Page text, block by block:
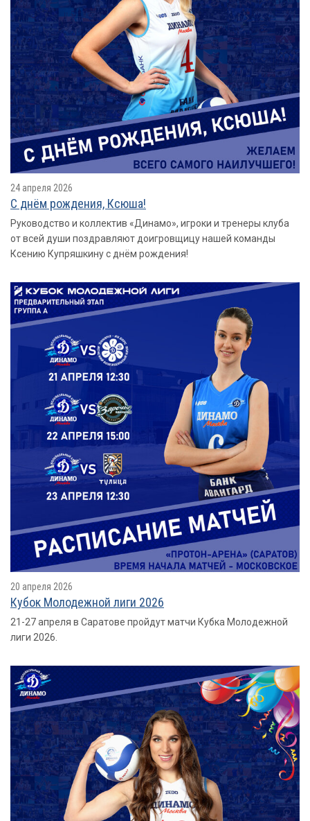
24 апреля 2026
С днём рождения, Ксюша!
Руководство и коллектив «Динамо», игроки и тренеры клуба
от всей души поздравляют доигровщицу нашей команды
Ксению Купряшкину с днём рождения!
20 апреля 2026
Кубок Молодежной лиги 2026
21-27 апреля в Саратове пройдут матчи Кубка Молодежной
лиги 2026.